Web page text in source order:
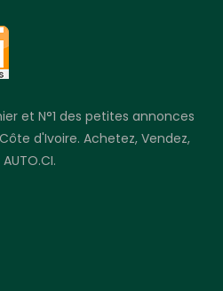
et N°1 des petites annonces
d'Ivoire. Achetez, Vendez,